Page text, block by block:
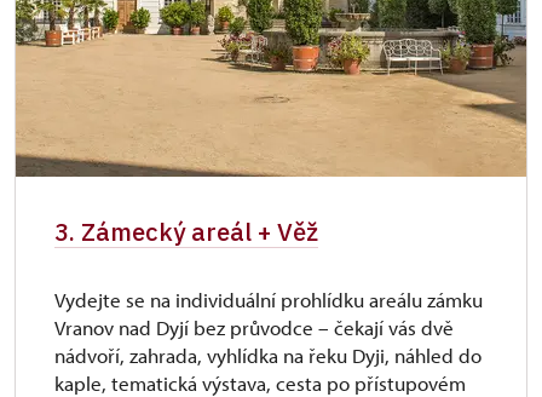
3. Zámecký areál + Věž
Vydejte se na individuální prohlídku areálu zámku
Vranov nad Dyjí bez průvodce – čekají vás dvě
nádvoří, zahrada, vyhlídka na řeku Dyji, náhled do
kaple, tematická výstava, cesta po přístupovém